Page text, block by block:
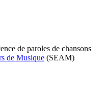
de paroles de chansons
de Musique (SEAM)